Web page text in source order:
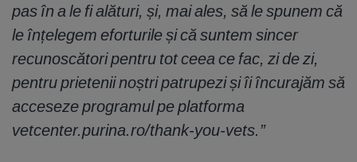
pas în a le fi alături, și, mai ales, să le spunem că
le înțelegem eforturile și că suntem sincer
recunoscători pentru tot ceea ce fac, zi de zi,
pentru prietenii noștri patrupezi și îi încurajăm să
acceseze programul pe platforma
vetcenter.purina.ro/thank-you-vets.”